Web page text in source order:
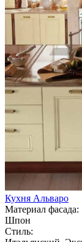
Кухня Альваро
Материал фасада:
Шпон
Стиль: